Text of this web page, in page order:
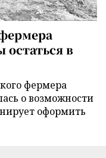
остаться в
фермера
о возможности
оформить